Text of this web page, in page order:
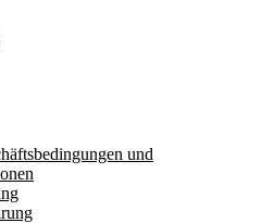
und